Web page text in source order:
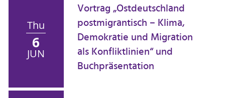
Thu
6
JUN
Vortrag „Ostdeutschland
postmigrantisch – Klima,
Demokratie und Migration
als Konfliktlinien“ und
Buchpräsentation